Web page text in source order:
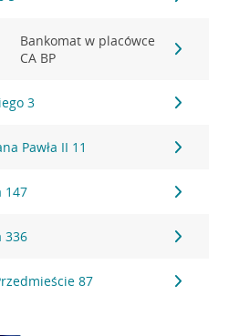
Bankomat w placówce
CA BP
3
Pawła II 11
147
336
87